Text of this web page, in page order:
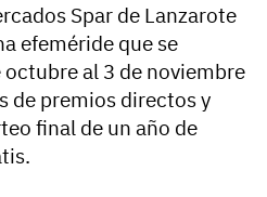
Spar de Lanzarote
efeméride que se
al 3 de noviembre
de premios directos y
final de un año de